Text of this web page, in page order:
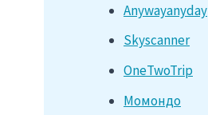
Anywayanyday
Skyscanner
OneTwoTrip
Момондо